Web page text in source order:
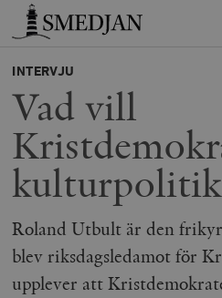
Timbro
INTERVJU
Vad vill
Roland Utbult är den
blev riksdagsledamot för
upplever att